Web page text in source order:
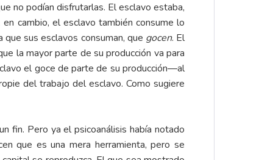
no podían disfrutarlas. El esclavo estaba,
cambio, el esclavo también consume lo
sus esclavos consuman, que gocen. El
la mayor parte de su producción va para
el goce de parte de su producción—al
del trabajo del esclavo. Como sugiere
fin. Pero ya el psicoanálisis había notado
que es una mera herramienta, pero se